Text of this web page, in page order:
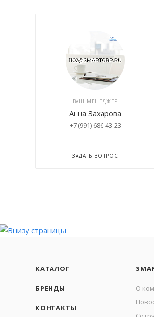
ВАШ МЕНЕДЖЕР
Анна Захарова
+7 (991) 686-43-23
ЗАДАТЬ ВОПРОС
КАТАЛОГ
БРЕНДЫ
КОНТАКТЫ
О